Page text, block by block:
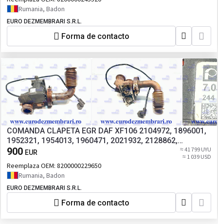
Rumania, Badon
EURO DEZMEMBRARI S.R.L.
Forma de contacto
COMANDA CLAPETA EGR DAF XF106 2104972, 1896001,
1952321, 1954013, 1960471, 2021932, 2128862,
2162361, 2200141, 2256369, 2426260, 1951803, 1951804
900 EUR
≈ 41 799 UYU
≈ 1 039 USD
Reemplaza OEM: 8200000229650
Rumania, Badon
EURO DEZMEMBRARI S.R.L.
Forma de contacto